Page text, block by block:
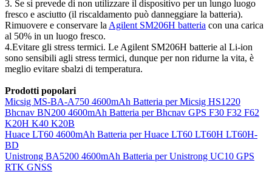
3. Se si prevede di non utilizzare il dispositivo per un lungo luogo
fresco e asciutto (il riscaldamento può danneggiare la batteria).
Rimuovere e conservare la Agilent SM206H batteria con una carica
al 50% in un luogo fresco.
4.Evitare gli stress termici. Le Agilent SM206H batterie al Li-ion
sono sensibili agli stress termici, dunque per non ridurne la vita, è
meglio evitare sbalzi di temperatura.
Prodotti popolari
Micsig MS-BA-A750 4600mAh Batteria per Micsig HS1220
Bhcnav BN200 4600mAh Batteria per Bhcnav GPS F30 F32 F62
K20H K40 K20B
Huace LT60 4600mAh Batteria per Huace LT60 LT60H LT60H-
BD
Unistrong BA5200 4600mAh Batteria per Unistrong UC10 GPS
RTK GNSS